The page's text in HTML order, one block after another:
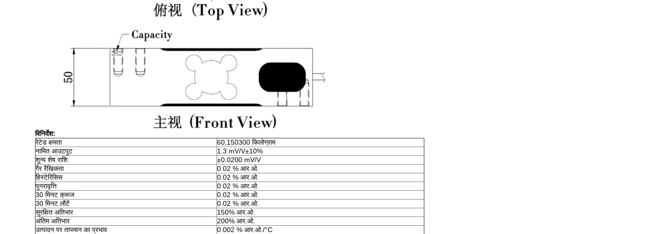
विनिर्देश:
रेटेड क्षमता
60,150300 किलोग्राम
नामित आउटपुट
1.3 mV/V±10%
शून्य शेष राशि
±0.0200 mV/V
गैर रैखिकता
0.02 % आर.ओ.
हिस्टेरिसिस
0.02 % आर.ओ.
पुनरावृत्ति
0.02 % आर.ओ.
30 मिनट क्रूज
0.02 % आर.ओ.
30 मिनट लौटें
0.02 % आर.ओ.
सुरक्षित अतिभार
150% आर.ओ.
अंतिम अतिभार
200% आर.ओ.
उत्पादन पर तापमान का प्रभाव
0.002 % आर.ओ./°C